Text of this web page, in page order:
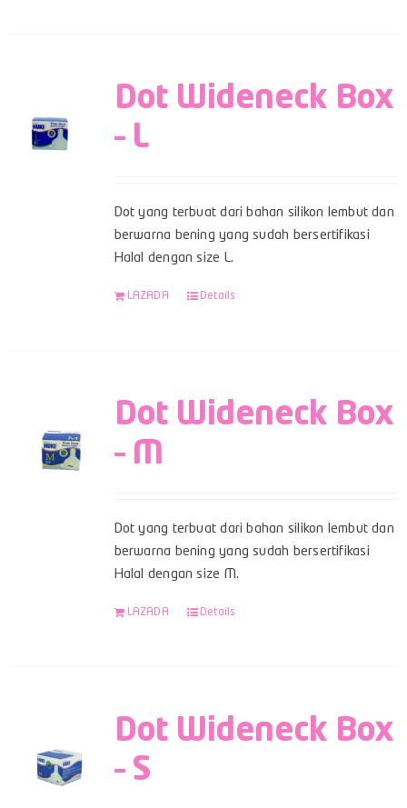
Dot Wideneck Box
– L
Dot yang terbuat dari bahan silikon lembut dan
berwarna bening yang sudah bersertifikasi
Halal dengan size L.
LAZADA Details
Dot Wideneck Box
– M
Dot yang terbuat dari bahan silikon lembut dan
berwarna bening yang sudah bersertifikasi
Halal dengan size M.
LAZADA Details
Dot Wideneck Box
– S